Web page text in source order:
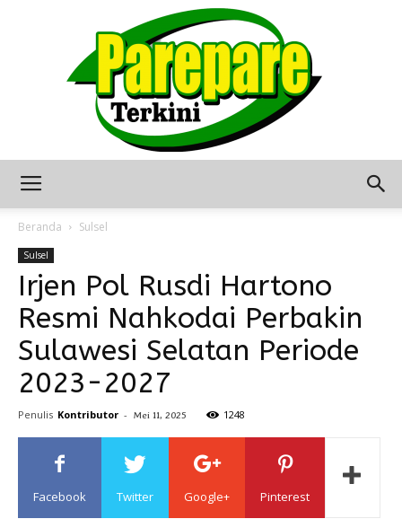
Terkini
Seputar
Sulawesi
Beranda Sulsel
Sulsel
Irjen Pol Rusdi Hartono
Resmi Nahkodai Perbakin
Sulawesi Selatan Periode
2023-2027
Penulis Kontributor - Mei 11, 2025 1248
Facebook Twitter Google+ Pinterest